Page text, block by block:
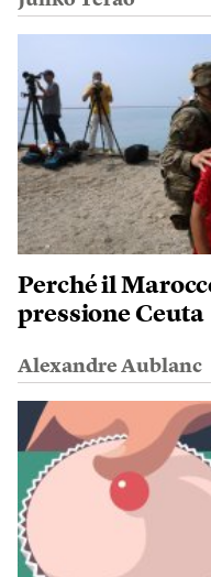
Perché il
pressione Ceuta
Alexandre Aublanc